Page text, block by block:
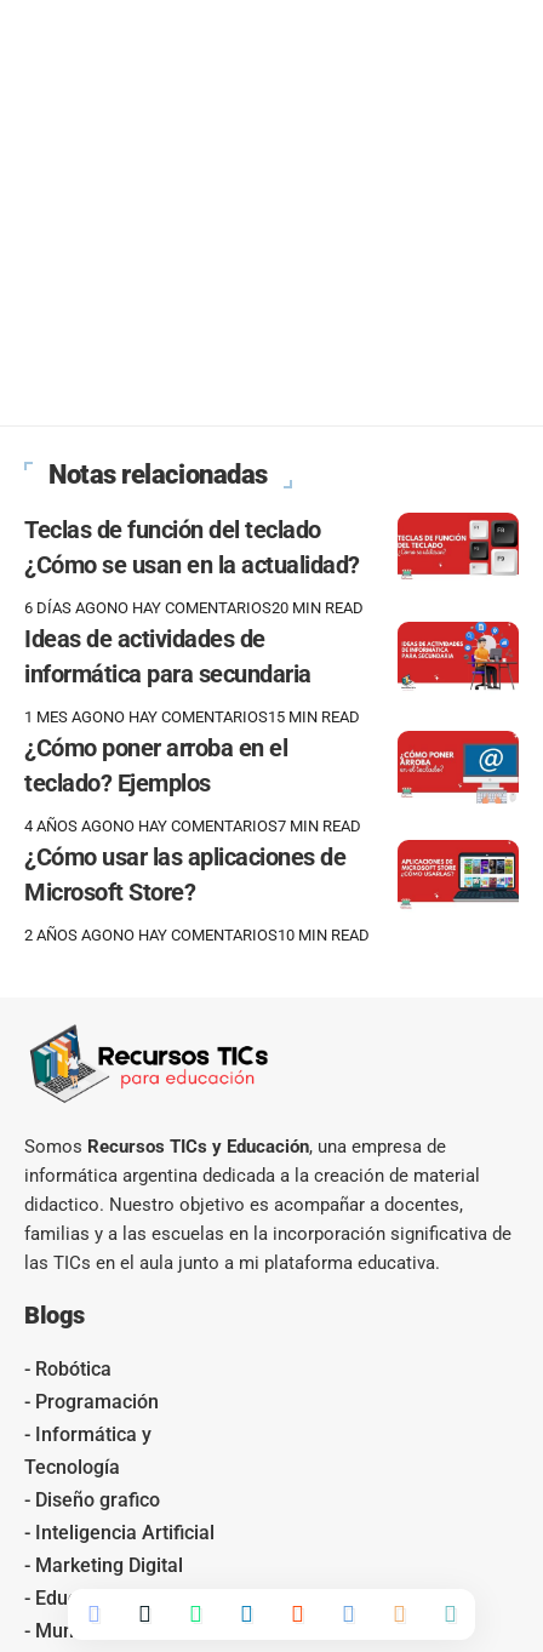
Notas relacionadas
Teclas de función del teclado
¿Cómo se usan en la actualidad?
6 DÍAS AGONO HAY COMENTARIOS20 MIN READ
Ideas de actividades de
informática para secundaria
1 MES AGONO HAY COMENTARIOS15 MIN READ
¿Cómo poner arroba en el
teclado? Ejemplos
4 AÑOS AGONO HAY COMENTARIOS7 MIN READ
¿Cómo usar las aplicaciones de
Microsoft Store?
2 AÑOS AGONO HAY COMENTARIOS10 MIN READ
Somos Recursos TICs y Educación, una empresa de
informática argentina dedicada a la creación de material
didactico. Nuestro objetivo es acompañar a docentes,
familias y a las escuelas en la incorporación significativa de
las TICs en el aula junto a mi plataforma educativa.
Blogs
- Robótica
- Programación
- Informática y
Tecnología
- Diseño grafico
- Inteligencia Artificial
- Marketing Digital
- Educación
- Mundo Gamer